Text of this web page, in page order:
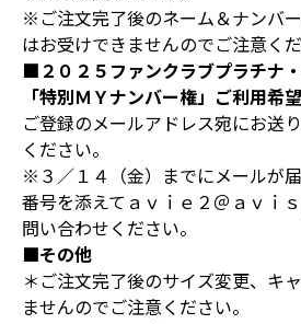
※ご注文完了後のネーム＆ナンバ
はお受けできませんのでご注意くだ
■２０２５ファンクラブプラチナ
「特別ＭＹナンバー権」ご利用希
ご登録のメールアドレス宛にお送
ください。
※３／１４（金）までにメールが
番号を添えてａｖｉｅ２＠ａｖｉ
問い合わせください。
■その他
＊ご注文完了後のサイズ変更、キ
ませんのでご注意ください。